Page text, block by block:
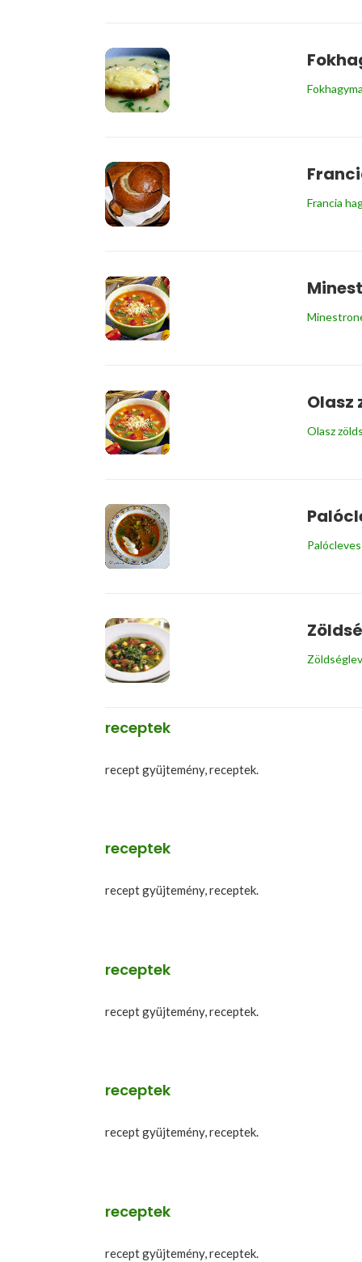
Francia
Olasz
Olasz
receptek
recept gyüjtemény, receptek.
receptek
recept gyüjtemény, receptek.
receptek
recept gyüjtemény, receptek.
receptek
recept gyüjtemény, receptek.
receptek
recept gyüjtemény, receptek.